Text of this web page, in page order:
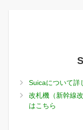
Suicaについて詳
改札機（新幹線
はこちら